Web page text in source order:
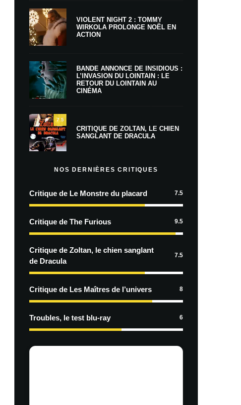
VIOLENT NIGHT 2 : TOMMY
WIRKOLA PROLONGE NOËL EN
ACTION
BANDE ANNONCE DE INSIDIOUS :
L’INVASION DU LOINTAIN : LE
RETOUR DU LOINTAIN AU
CINÉMA
7.5
CRITIQUE DE ZOLTAN, LE CHIEN
SANGLANT DE DRACULA
NOS DERNIÈRES CRITIQUES
Critique de Le Monstre du placard 7.5
Critique de The Furious 9.5
Critique de Zoltan, le chien sanglant
de Dracula
7.5
Critique de Les Maîtres de l’univers 8
Troubles, le test blu-ray 6